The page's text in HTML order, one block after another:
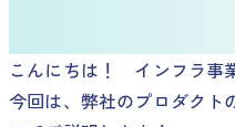
こんにちは！ インフラ事
今回は、弊社のプロダク